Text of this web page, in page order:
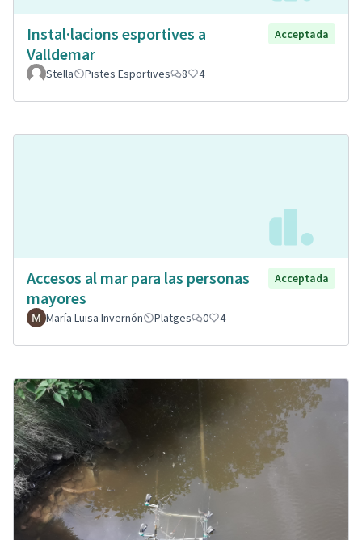
Instal·lacions esportives a
Valldemar
Acceptada
Stella Pistes Esportives 8 4
Accesos al mar para las personas
mayores
Acceptada
María Luisa Invernón Platges 0 4